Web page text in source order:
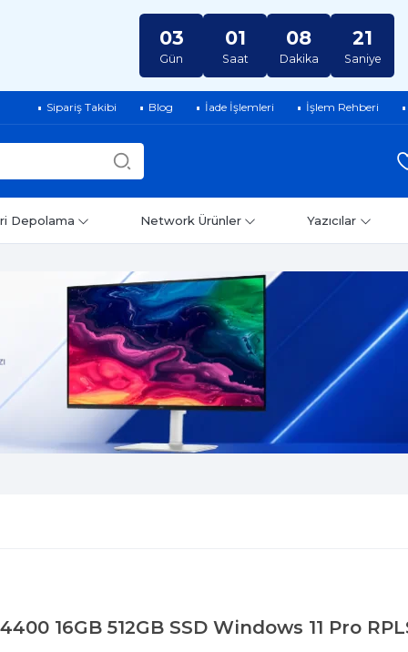
03
Gün
01
Saat
08
Dakika
20
Saniye
Sipariş Takibi Blog İade İşlemleri İşlem Rehberi
Depolama Network Ürünler Yazıcılar
16GB 512GB SSD Windows 11 Pro